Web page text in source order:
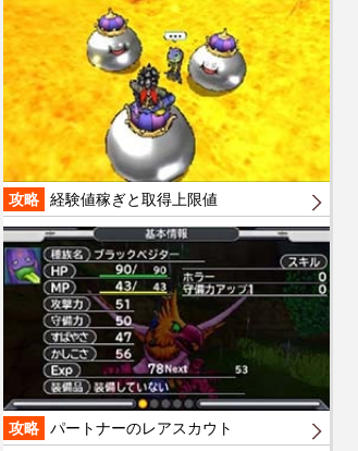
攻略 経験値稼ぎと取得上限値
攻略 パートナーのレアスカウト